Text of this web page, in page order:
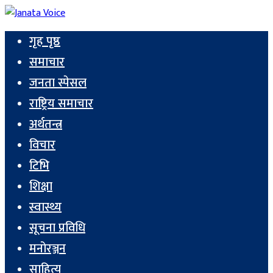
गृह पृष्ठ
समाचार
जनता स्पेसल
राष्ट्रिय समाचार
अर्थतन्त्र
विचार
टिभि
शिक्षा
स्वास्थ्य
सूचना प्रविधि
मनोरञ्जन